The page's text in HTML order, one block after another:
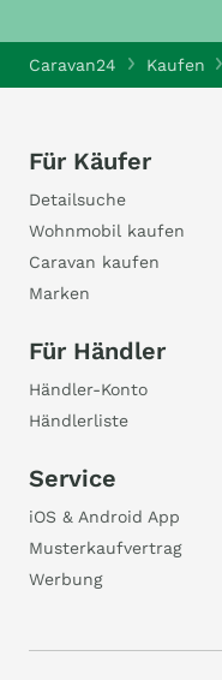
Caravan24 Kaufen
Für Käufer
Detailsuche
Wohnmobil kaufen
Caravan kaufen
Marken
Für Händler
Händler-Konto
Händlerliste
Service
iOS & Android App
Musterkaufvertrag
Werbung